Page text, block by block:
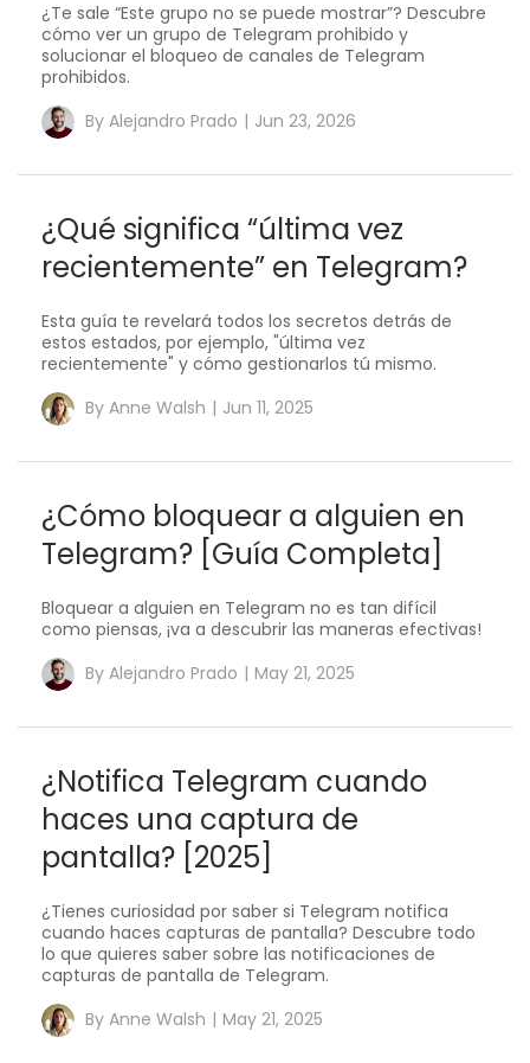
¿Te sale “Este grupo no se puede mostrar”? Descubre
cómo ver un grupo de Telegram prohibido y
solucionar el bloqueo de canales de Telegram
prohibidos.
By Alejandro Prado | Jun 23, 2026
¿Qué significa “última vez
recientemente” en Telegram?
Esta guía te revelará todos los secretos detrás de
estos estados, por ejemplo, "última vez
recientemente" y cómo gestionarlos tú mismo.
By Anne Walsh | Jun 11, 2025
¿Cómo bloquear a alguien en
Telegram? [Guía Completa]
Bloquear a alguien en Telegram no es tan difícil
como piensas, ¡va a descubrir las maneras efectivas!
By Alejandro Prado | May 21, 2025
¿Notifica Telegram cuando
haces una captura de
pantalla? [2025]
¿Tienes curiosidad por saber si Telegram notifica
cuando haces capturas de pantalla? Descubre todo
lo que quieres saber sobre las notificaciones de
capturas de pantalla de Telegram.
By Anne Walsh | May 21, 2025